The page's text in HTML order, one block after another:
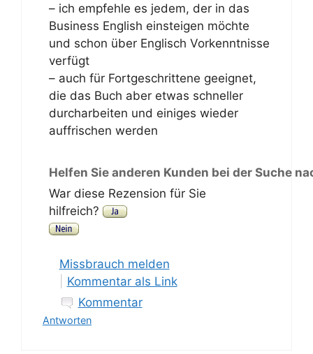
– ich empfehle es jedem, der in das
Business English einsteigen möchte
und schon über Englisch Vorkenntnisse
verfügt
– auch für Fortgeschrittene geeignet,
die das Buch aber etwas schneller
durcharbeiten und einiges wieder
auffrischen werden
Helfen Sie anderen Kunden bei der Suche
War diese Rezension für Sie
hilfreich?
Missbrauch melden
Kommentar als Link
Kommentar
Antworten